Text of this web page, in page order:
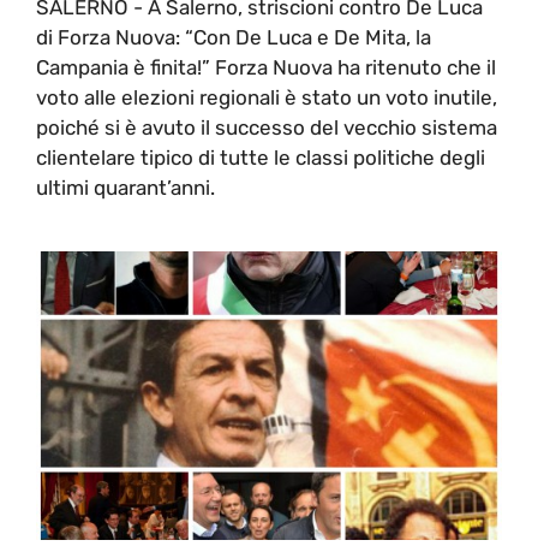
SALERNO - A Salerno, striscioni contro De Luca
di Forza Nuova: “Con De Luca e De Mita, la
Campania è finita!” Forza Nuova ha ritenuto che il
voto alle elezioni regionali è stato un voto inutile,
poiché si è avuto il successo del vecchio sistema
clientelare tipico di tutte le classi politiche degli
ultimi quarant’anni.